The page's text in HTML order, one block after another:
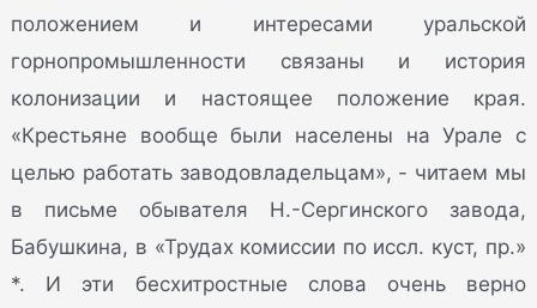
положением и интересами уральской
горнопромышленности связаны и история
колонизации и настоящее положение края.
«Крестьяне вообще были населены на Урале с
целью работать заводовладельцам», - читаем мы
в письме обывателя Н.-Сергинского завода,
Бабушкина, в «Трудах комиссии по иссл. куст, пр.»
*. И эти бесхитростные слова очень верно